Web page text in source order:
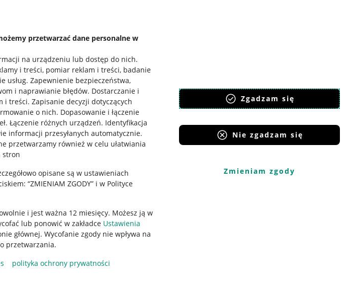
przetwarzać dane personalne w
na urządzeniu lub dostęp do nich.
i treści, pomiar reklam i treści, badanie
usług. Zapewnienie bezpieczeństwa,
i naprawianie błędów. Dostarczanie i
i treści. Zapisanie decyzji dotyczących
o nich. Dopasowanie i łączenie
. Łączenie różnych urządzeń. Identyfikacja
informacji przesyłanych automatycznie.
przetwarzamy również w celu ułatwiania
stron
opisane są w ustawieniach
“ZMIENIAM ZGODY” i w Polityce
i jest ważna 12 miesięcy. Możesz ją w
lub ponowić w zakładce Ustawienia
głównej. Wycofanie zgody nie wpływa na
przetwarzania.
polityka ochrony prywatności
Zgadzam się
Nie zgadzam się
Zmieniam zgody
Pobierz aplikację